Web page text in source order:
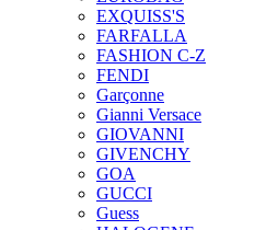
EXQUISS'S
FARFALLA
FASHION C-Z
FENDI
Garçonne
Gianni Versace
GIOVANNI
GIVENCHY
GOA
GUCCI
Guess